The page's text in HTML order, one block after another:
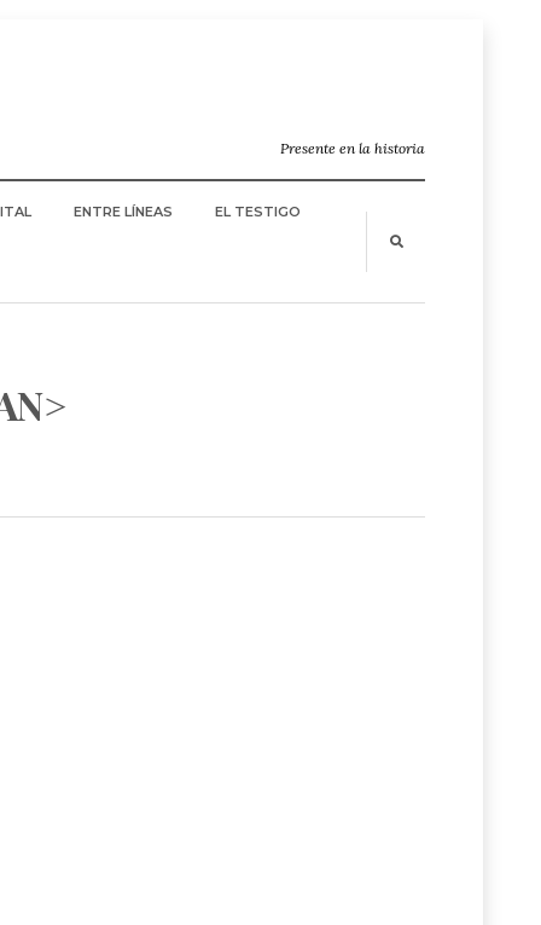
Presente en la historia
ENTRE LÍNEAS EL TESTIGO